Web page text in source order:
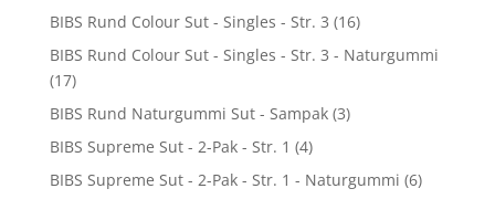
BIBS Rund Colour Sut - Singles - Str. 3 (16)
BIBS Rund Colour Sut - Singles - Str. 3 - Naturgummi
(17)
BIBS Rund Naturgummi Sut - Sampak (3)
BIBS Supreme Sut - 2-Pak - Str. 1 (4)
BIBS Supreme Sut - 2-Pak - Str. 1 - Naturgummi (6)